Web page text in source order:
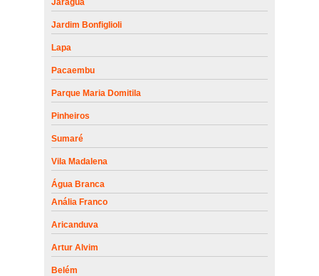
Jardim Bonfiglioli
Lapa
Pacaembu
Parque Maria Domitila
Pinheiros
Sumaré
Vila Madalena
Água Branca
Anália Franco
Aricanduva
Artur Alvim
Belém